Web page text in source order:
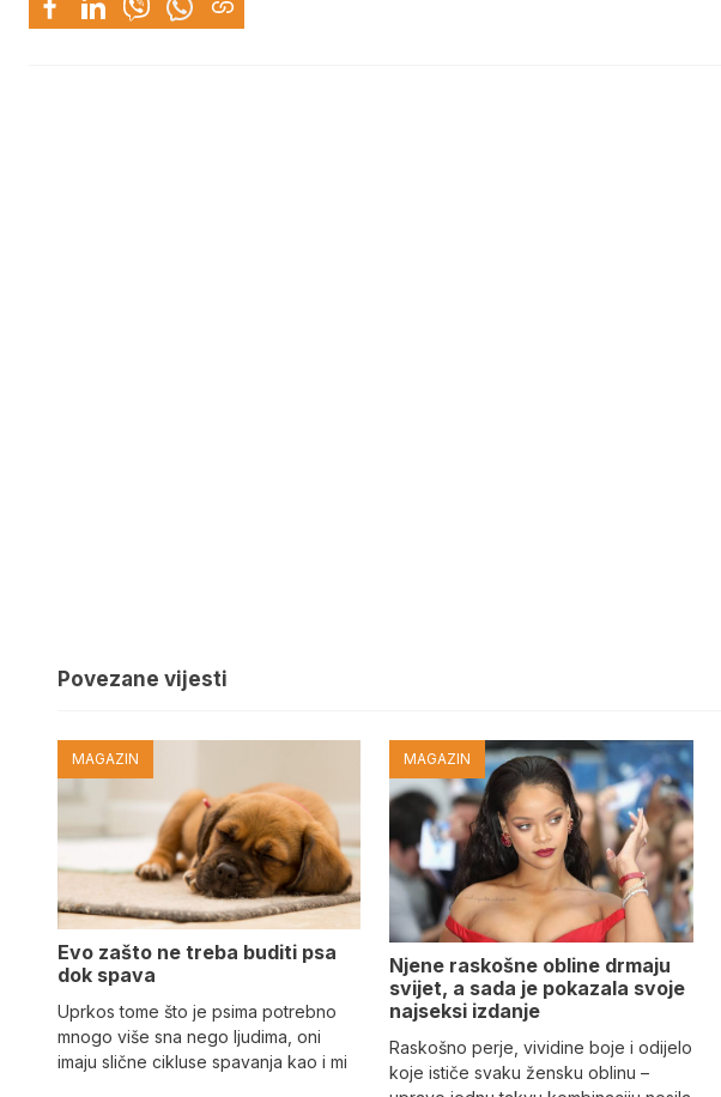
Povezane vijesti
MAGAZIN
Evo zašto ne treba buditi psa
dok spava
Uprkos tome što je psima potrebno
mnogo više sna nego ljudima, oni
imaju slične cikluse spavanja kao i mi
MAGAZIN
Njene raskošne obline drmaju
svijet, a sada je pokazala svoje
najseksi izdanje
Raskošno perje, vividine boje i odijelo
koje ističe svaku žensku oblinu –